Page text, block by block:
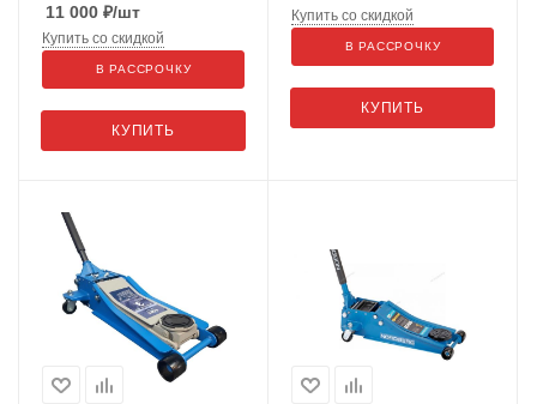
11 000 ₽/шт
КУПИТЬ
Купить со скидкой
В РАССРОЧКУ
КУПИТЬ
Купить со скидкой
В РАССРОЧКУ